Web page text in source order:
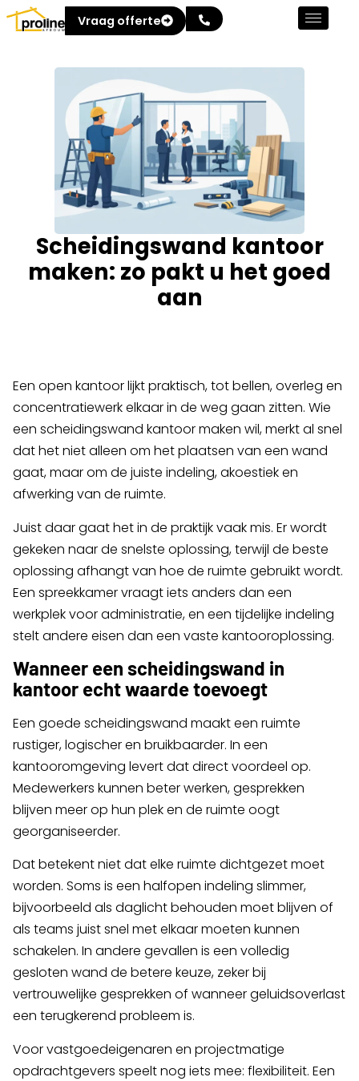
Vraag offerte
Scheidingswand kantoor
maken: zo pakt u het goed
aan
Een open kantoor lijkt praktisch, tot bellen, overleg en
concentratiewerk elkaar in de weg gaan zitten. Wie
een scheidingswand kantoor maken wil, merkt al snel
dat het niet alleen om het plaatsen van een wand
gaat, maar om de juiste indeling, akoestiek en
afwerking van de ruimte.
Juist daar gaat het in de praktijk vaak mis. Er wordt
gekeken naar de snelste oplossing, terwijl de beste
oplossing afhangt van hoe de ruimte gebruikt wordt.
Een spreekkamer vraagt iets anders dan een
werkplek voor administratie, en een tijdelijke indeling
stelt andere eisen dan een vaste kantooroplossing.
Wanneer een scheidingswand in
kantoor echt waarde toevoegt
Een goede scheidingswand maakt een ruimte
rustiger, logischer en bruikbaarder. In een
kantooromgeving levert dat direct voordeel op.
Medewerkers kunnen beter werken, gesprekken
blijven meer op hun plek en de ruimte oogt
georganiseerder.
Dat betekent niet dat elke ruimte dichtgezet moet
worden. Soms is een halfopen indeling slimmer,
bijvoorbeeld als daglicht behouden moet blijven of
als teams juist snel met elkaar moeten kunnen
schakelen. In andere gevallen is een volledig
gesloten wand de betere keuze, zeker bij
vertrouwelijke gesprekken of wanneer geluidsoverlast
een terugkerend probleem is.
Voor vastgoedeigenaren en projectmatige
opdrachtgevers speelt nog iets mee: flexibiliteit. Een